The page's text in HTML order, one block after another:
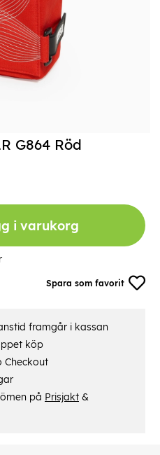
Spara som favorit
G864 Röd
i varukorg
framgår i kassan
köp
Checkout
på Prisjakt &